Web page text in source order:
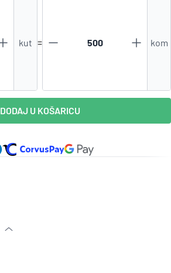
kut = kom
DODAJ U KOŠARICU